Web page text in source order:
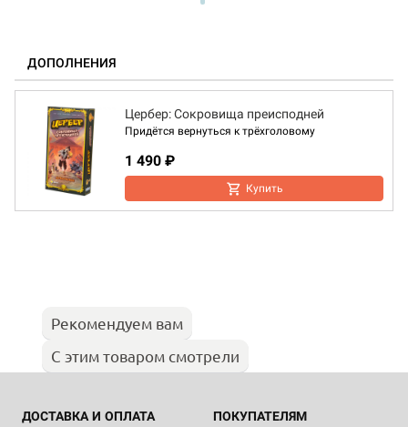
ДОПОЛНЕНИЯ
Цербер: Сокровища преисподней
Придётся вернуться к трёхголовому
1 490 ₽
Купить
Рекомендуем вам
С этим товаром смотрели
ДОСТАВКА И ОПЛАТА ПОКУПАТЕЛЯМ